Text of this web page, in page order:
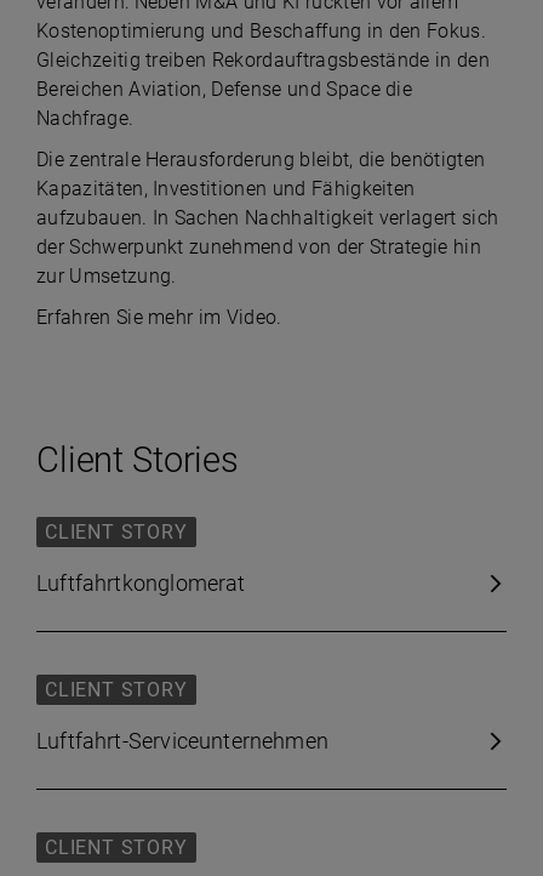
Kostenoptimierung und Beschaffung in den Fokus.
Gleichzeitig treiben Rekordauftragsbestände in den
Bereichen Aviation, Defense und Space die
Nachfrage.
Die zentrale Herausforderung bleibt, die benötigten
Kapazitäten, Investitionen und Fähigkeiten
aufzubauen. In Sachen Nachhaltigkeit verlagert sich
der Schwerpunkt zunehmend von der Strategie hin
zur Umsetzung.
Erfahren Sie mehr im Video.
Client Stories
CLIENT STORY
Luftfahrtkonglomerat
CLIENT STORY
Luftfahrt-Serviceunternehmen
CLIENT STORY